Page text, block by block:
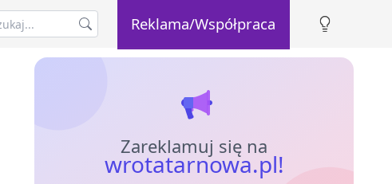
Reklama/Współpraca
Zareklamuj się na
wrotatarnowa.pl!